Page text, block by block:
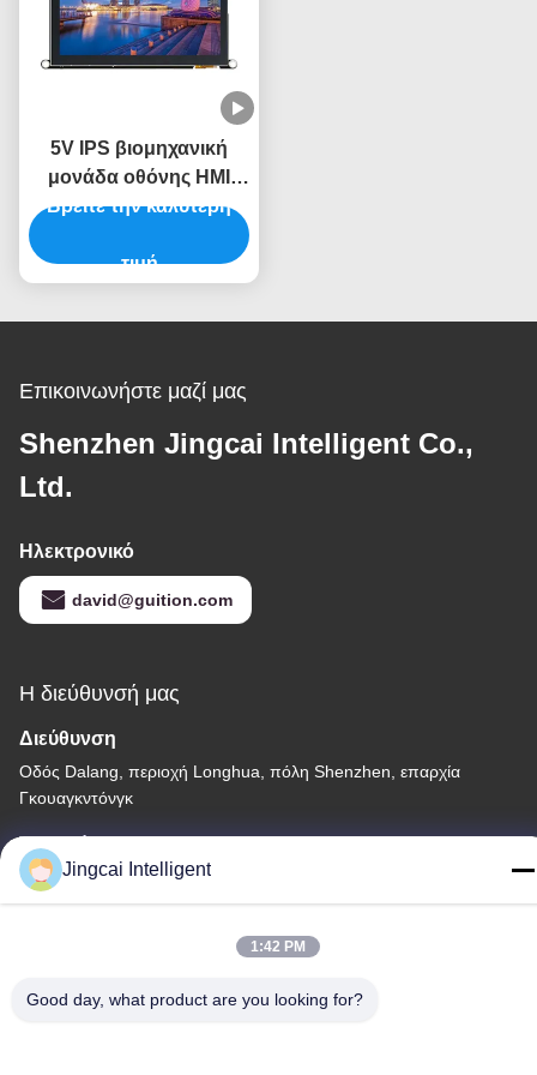
5V IPS βιομηχανική
μονάδα οθόνης HMI
-30~80.C Περιοχή
Βρείτε την καλύτερη
τιμή
Επικοινωνήστε μαζί μας
Shenzhen Jingcai Intelligent Co.,
Ltd.
Ηλεκτρονικό
david@guition.com
Η διεύθυνσή μας
Διεύθυνση
Οδός Dalang, περιοχή Longhua, πόλη Shenzhen, επαρχία
Γκουαγκντόνγκ
Τηλεφώνημα
18665866730-18665866730
Jingcai Intelligent
1:42 PM
Good day, what product are you looking for?